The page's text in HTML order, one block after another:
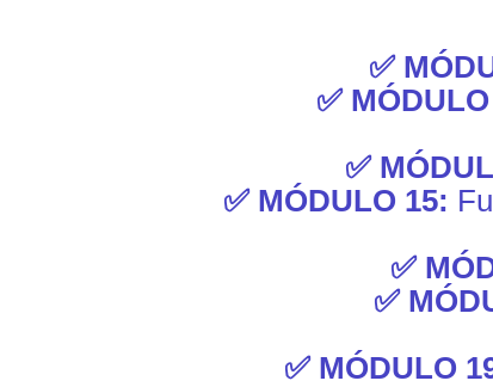
✅
✅
✅
✅ MÓDULO 15:
✅
✅
✅ MÓDULO